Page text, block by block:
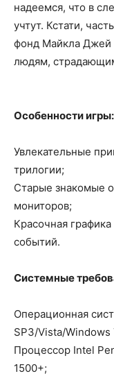
надеемся, что в
учтут. Кстати,
фонд Майкла Джей
людям,
Особенности игры:
Увлекательные
трилогии;
Старые знакомые
мониторов;
Красочная
событий.
Системные
Операционная
SP3/Vista/Windows
Процессор Intel
1500+;